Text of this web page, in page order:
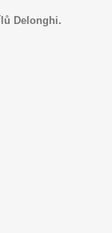
Delonghi.